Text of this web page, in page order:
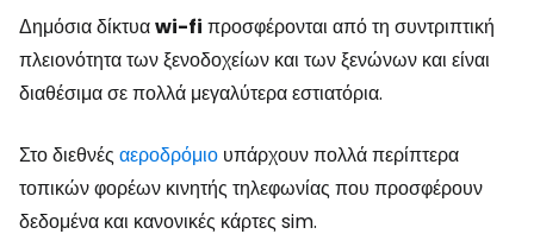
Δημόσια δίκτυαwi-fi προσφέρονται από τη συντριπτική
πλειονότητα των ξενοδοχείων και των ξενώνων και είναι
διαθέσιμα σε πολλά μεγαλύτερα εστιατόρια.
Στο διεθνές αεροδρόμιο υπάρχουν πολλά περίπτερα
τοπικών φορέων κινητής τηλεφωνίας που προσφέρουν
δεδομένα και κανονικές κάρτες sim.